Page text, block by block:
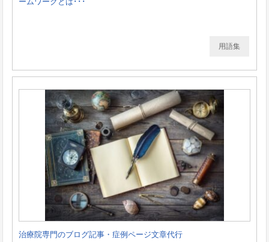
用語集
治療院専門のブログ記事・症例ページ文章代行